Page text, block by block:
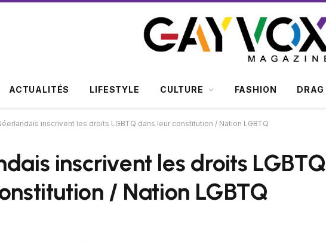
ACTUALITÉS LIFESTYLE CULTURE FASHION DRAG
inscrivent les droits LGBTQ dans leur constitution / Nation LGBTQ
inscrivent les droits LGBTQ
/ Nation LGBTQ